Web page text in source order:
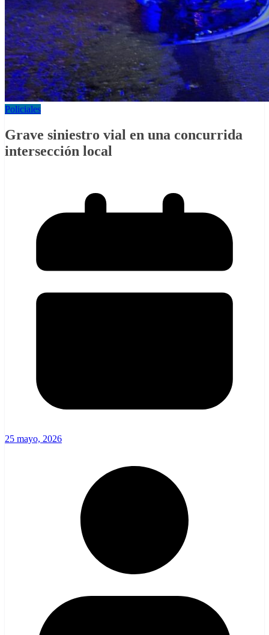
Policiales
Grave siniestro vial en una concurrida
intersección local
25 mayo, 2026